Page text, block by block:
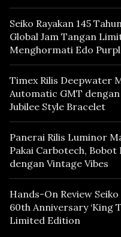
Seiko Rayakan 145
Global Jam Tangan
Menghormati Edo
Mencerminkan Warisan
Timex Rilis Deepwater
Automatic GMT
Jubilee Style Bracelet
Panerai Rilis Luminor
Pakai Carbotech, Bobot
dengan Vintage Vibes
Hands-On Review
60th Anniversary ‘King
Limited Edition